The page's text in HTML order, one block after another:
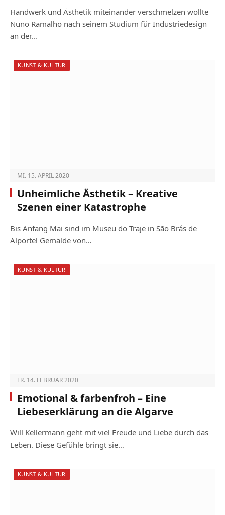
Handwerk und Ästhetik miteinander verschmelzen wollte
Nuno Ramalho nach seinem Studium für Industriedesign
an der…
KUNST & KULTUR
MI. 15. APRIL 2020
Unheimliche Ästhetik – Kreative
Szenen einer Katastrophe
Bis Anfang Mai sind im Museu do Traje in São Brás de
Alportel Gemälde von…
KUNST & KULTUR
FR. 14. FEBRUAR 2020
Emotional & farbenfroh – Eine
Liebeserklärung an die Algarve
Will Kellermann geht mit viel Freude und Liebe durch das
Leben. Diese Gefühle bringt sie…
KUNST & KULTUR